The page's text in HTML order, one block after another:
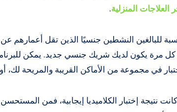
العلاجات المنزلية.
مرة يكون لديك شريك جنسي جديد. يمكن
في مجموعة من الأماكن القريبة والمريحة لك،
كانت نتيجة إختبار الكلاميديا ​​إيجابية، فمن